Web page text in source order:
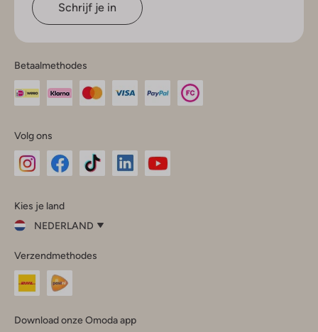
Schrijf je in
Betaalmethodes
Volg ons
InstagramFacebook
Kies je land
NEDERLAND
je
land
Nederland
Verzendmethodes
Download onze Omoda app